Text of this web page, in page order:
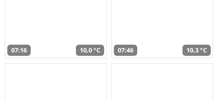
07:16 10,0 °C 07:46 10,3 °C